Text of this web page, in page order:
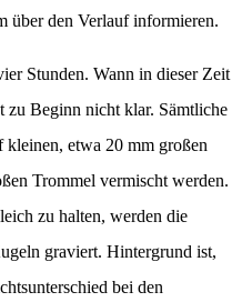
über den Verlauf informieren.
Stunden. Wann in dieser Zeit
zu Beginn nicht klar. Sämtliche
etwa 20 mm großen
Trommel vermischt werden.
zu halten, werden die
graviert. Hintergrund ist,
bei den